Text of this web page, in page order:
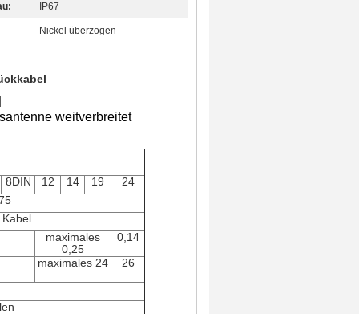
IP67
Nickel überzogen
weitverbreitet
8DIN 12 14 19
24
maximales
0,25
0,14
maximales 24
26